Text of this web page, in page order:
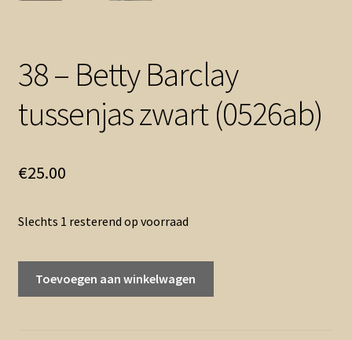
38 – Betty Barclay
tussenjas zwart (0526ab)
€25.00
Slechts 1 resterend op voorraad
Toevoegen aan winkelwagen